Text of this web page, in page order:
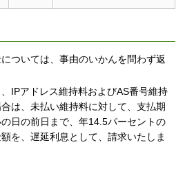
ついては、事由のいかんを問わず返
IPアドレス維持料およびAS番号維持
は、未払い維持料に対して、支払期
日の前日まで、年14.5パーセントの
を、遅延利息として、請求いたしま